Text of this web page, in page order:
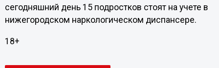
сегодняшний день 15 подростков стоят на учете в
нижегородском наркологическом диспансере.
18+